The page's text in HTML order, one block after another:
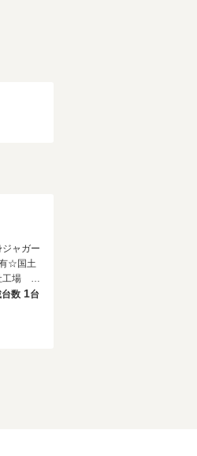
ャガー
☆国土
工場 ジ
◎数 1台